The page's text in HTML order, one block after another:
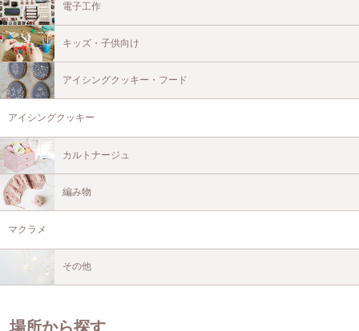
電子工作
キッズ・子供向け
アイシングクッキー・フード
アイシングクッキー
カルトナージュ
編み物
マクラメ
その他
場所から探す